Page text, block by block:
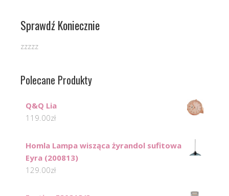
Sprawdź Koniecznie
zzzzz
Polecane Produkty
Q&Q Lia
119.00zł
Homla Lampa wisząca żyrandol sufitowa
Eyra (200813)
129.00zł